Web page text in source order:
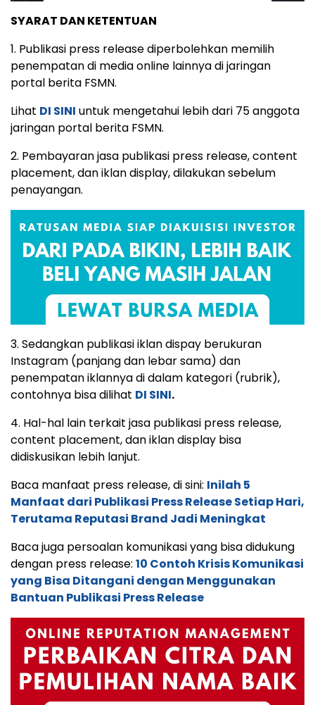
SYARAT DAN KETENTUAN
1. Publikasi press release diperbolehkan memilih
penempatan di media online lainnya di jaringan
portal berita FSMN.
Lihat DI SINI untuk mengetahui lebih dari 75 anggota
jaringan portal berita FSMN.
2. Pembayaran jasa publikasi press release, content
placement, dan iklan display, dilakukan sebelum
penayangan.
3. Sedangkan publikasi iklan dispay berukuran
Instagram (panjang dan lebar sama) dan
penempatan iklannya di dalam kategori (rubrik),
contohnya bisa dilihat DI SINI.
4. Hal-hal lain terkait jasa publikasi press release,
content placement, dan iklan display bisa
didiskusikan lebih lanjut.
Baca manfaat press release, di sini: Inilah 5
Manfaat dari Publikasi Press Release Setiap Hari,
Terutama Reputasi Brand Jadi Meningkat
Baca juga persoalan komunikasi yang bisa didukung
dengan press release: 10 Contoh Krisis Komunikasi
yang Bisa Ditangani dengan Menggunakan
Bantuan Publikasi Press Release